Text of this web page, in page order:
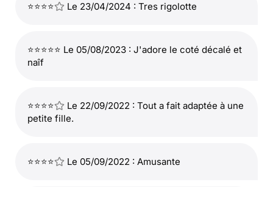
⭐⭐⭐⭐ Le 23/04/2024 : Tres rigolotte
⭐⭐⭐⭐⭐ Le 05/08/2023 : J'adore le coté décalé et
naîf
⭐⭐⭐⭐
Le 22/09/2022 : Tout a fait adaptée à une
petite fille.
⭐⭐⭐⭐ Le 05/09/2022 : Amusante